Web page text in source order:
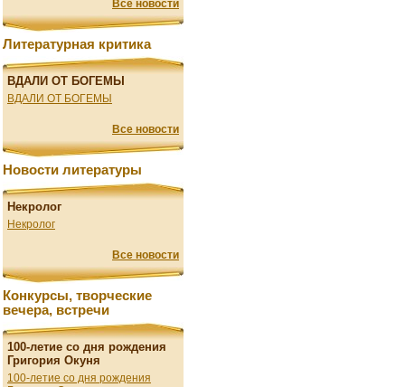
Все новости
Литературная критика
ВДАЛИ ОТ БОГЕМЫ
ВДАЛИ ОТ БОГЕМЫ
Все новости
Новости литературы
Некролог
Некролог
Все новости
Конкурсы, творческие
вечера, встречи
100-летие со дня рождения
Григория Окуня
100-летие со дня рождения